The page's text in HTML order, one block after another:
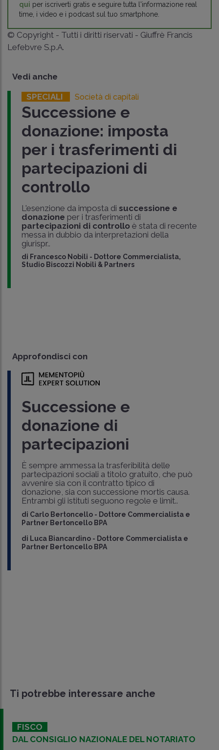
qui per iscriverti gratis e seguire tutta l'informazione real
time, i video e i podcast sul tuo smartphone.
© Copyright - Tutti i diritti riservati - Giuffrè Francis
Lefebvre S.p.A.
Vedi anche
SPECIALI Società di capitali
Successione e
donazione: imposta
per i trasferimenti di
partecipazioni di
controllo
L'esenzione da imposta di successione e
donazione per i trasferimenti di
partecipazioni di controlloè stata di recente
messa in dubbio da interpretazioni della
giurispr..
di Francesco Nobili - Dottore Commercialista,
Studio Biscozzi Nobili & Partners
Approfondisci con
Successione e
donazione di
partecipazioni
È sempre ammessa la trasferibilità delle
partecipazioni sociali a titolo gratuito, che può
avvenire sia con il contratto tipico di
donazione, sia con successione mortis causa.
Entrambi gli istituti seguono regole e limit..
di Carlo Bertoncello - Dottore Commercialista e
Partner Bertoncello BPA
di Luca Biancardino - Dottore Commercialista e
Partner Bertoncello BPA
Ti potrebbe interessare anche
FISCO
DAL CONSIGLIO NAZIONALE DEL NOTARIATO